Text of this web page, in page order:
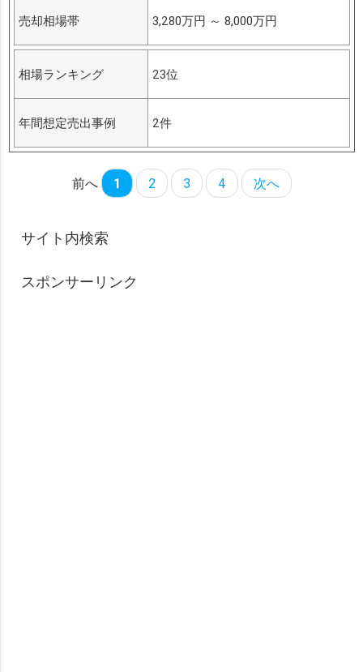
売却相場帯 3,280万円 ～ 8,000万円
相場ランキング 23位
年間想定売出事例 2件
前へ 1 2 3 4 次へ
サイト内検索
スポンサーリンク